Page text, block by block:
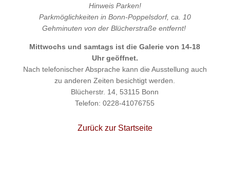
Hinweis Parken!
Parkmöglichkeiten in Bonn-Poppelsdorf, ca. 10
Gehminuten von der Blücherstraße entfernt!
Mittwochs und samtags ist die Galerie von 14-18
Uhr geöffnet.
Nach telefonischer Absprache kann die Ausstellung auch
zu anderen Zeiten besichtigt werden.
Blücherstr. 14, 53115 Bonn
Telefon: 0228-41076755
Zurück zur Startseite